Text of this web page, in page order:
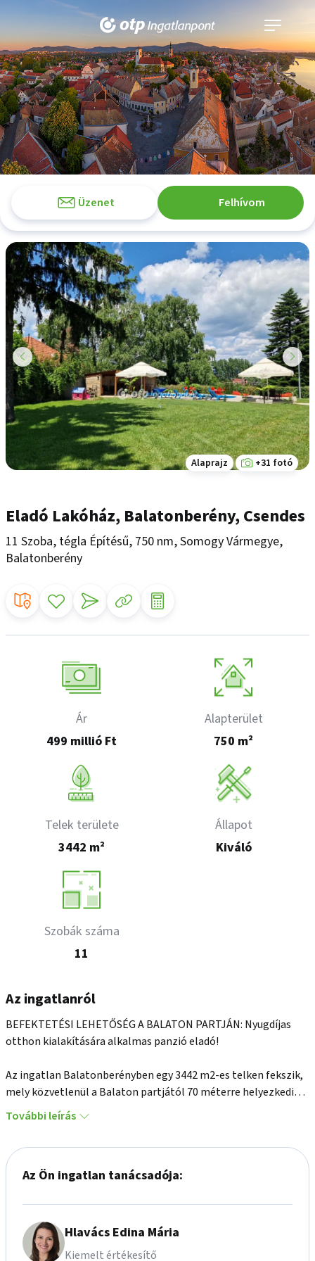
Navigáció
kinyitása
Üzenet Felhívom
Alaprajz +31 fotó
Eladó Lakóház, Balatonberény, Csendes
11 Szoba, tégla Építésű, 750 nm, Somogy Vármegye,
Balatonberény
Ár
499 millió Ft
Alapterület
750 m²
Telek területe
3442 m²
Állapot
Kiváló
Szobák száma
11
Az ingatlanról
BEFEKTETÉSI LEHETŐSÉG A BALATON PARTJÁN: Nyugdíjas
otthon kialakítására alkalmas panzió eladó!
Az ingatlan Balatonberényben egy 3442 m2-es telken fekszik,
mely közvetlenül a Balaton partjától 70 méterre helyezkedik
el, egy csendes, nyugalmas utcában.
- 750 m2-es épület, amelyben jelenleg egy panzió és étterem
működik.
szerkezetét és infrastruktúráját előkészítették egy további
emelet ráépítésére.
További leírás
Az Ön ingatlan tanácsadója:
Hlavács Edina Mária
Kiemelt értékesítő